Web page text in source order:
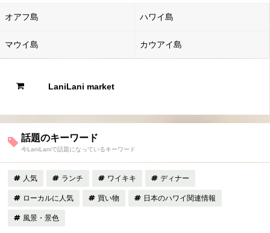
オアフ島 ハワイ島
マウイ島 カウアイ島
LaniLani market
話題のキーワード
今LaniLaniで話題になっているキーワード
人気 ランチ ワイキキ ディナー
ローカルに人気 買い物 日本のハワイ関連情報
風景・景色